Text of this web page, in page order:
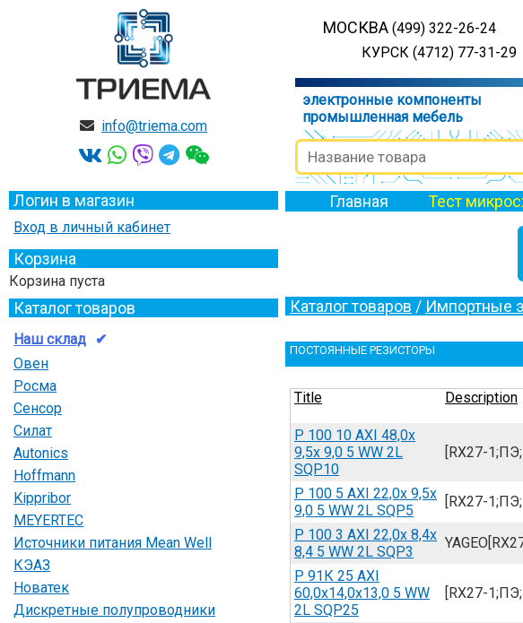
info@triema.com
МОСКВА (499) 322-26-24
КУРСК (4712) 77-31-29
электронные компоненты
промышленная мебель
Логин в магазин
Вход в личный кабинет
Корзина
Корзина пуста
Каталог товаров
Наш склад
Овен
Росма
Сенсор
Силат
Autonics
Hoffmann
Kippribor
MEYERTEC
Источники питания Mean Well
КЭАЗ
Новатек
Дискретные полупроводники
Главная Тест
Каталог товаров / Импортные
ПОСТОЯННЫЕ РЕЗИСТОРЫ
Title Description
Р 100 10 AXI 48,0x
9,5x 9,0 5 WW 2L
SQP10
[RX27-
Р 100 5 AXI 22,0x 9,5x
9,0 5 WW 2L SQP5
[RX27-
Р 100 3 AXI 22,0x 8,4x
8,4 5 WW 2L SQP3
Р 91К 25 AXI
60,0x14,0x13,0 5 WW
2L SQP25
[RX27-